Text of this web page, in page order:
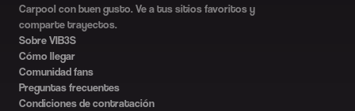
Carpool con buen gusto. Ve a tus sitios favoritos y
comparte trayectos.
Sobre VIB3S
Cómo llegar
Comunidad fans
Preguntas frecuentes
Condiciones de contratación